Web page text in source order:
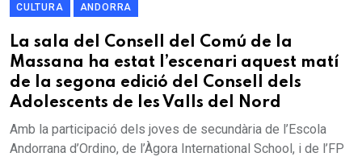
CULTURA ANDORRA
La sala del Consell del Comú de la
Massana ha estat l’escenari aquest matí
de la segona edició del Consell dels
Adolescents de les Valls del Nord
Amb la participació dels joves de secundària de l’Escola
Andorrana d’Ordino, de l’Àgora International School, i de l’FP